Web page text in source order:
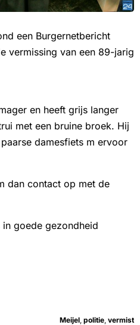
een Burgernetbericht
vermissing van een 89-jarig
en heeft grijs langer
met een bruine broek. Hij
damesfiets m ervoor
dan contact op met de
in goede gezondheid
Meijel politie vermist